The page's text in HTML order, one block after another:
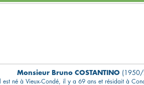
Monsieur Bruno COSTANTINO (1950/
Il est né à Vieux-Condé, il y a 69 ans et résidait à